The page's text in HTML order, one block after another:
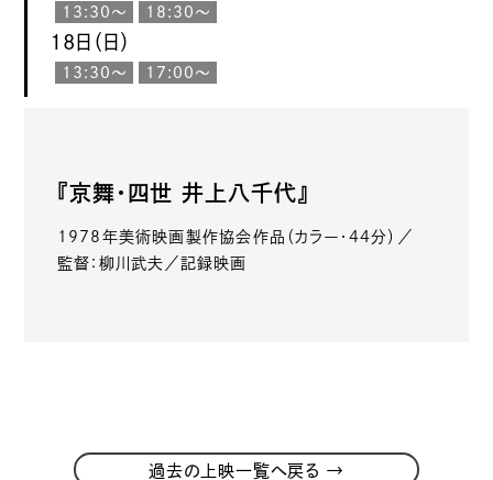
13:30〜 18:30〜
18日（日）
13:30〜 17:00〜
『京舞・四世 井上八千代』
1978年美術映画製作協会作品（カラー・44分）／
監督：柳川武夫／記録映画
過去の上映一覧へ戻る →